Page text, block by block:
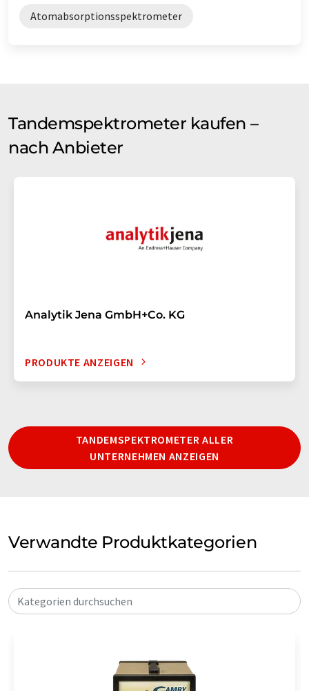
Atomabsorptionsspektrometer
Tandemspektrometer kaufen –
nach Anbieter
Analytik Jena GmbH+Co. KG
PRODUKTE ANZEIGEN
TANDEMSPEKTROMETER ALLER
UNTERNEHMEN ANZEIGEN
Verwandte Produktkategorien
Kategorien durchsuchen